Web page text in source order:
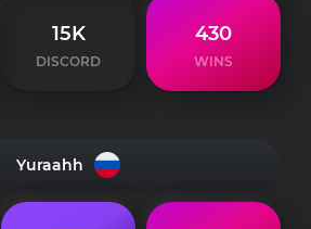
15K
DISCORD
430
WINS
Yuraahh